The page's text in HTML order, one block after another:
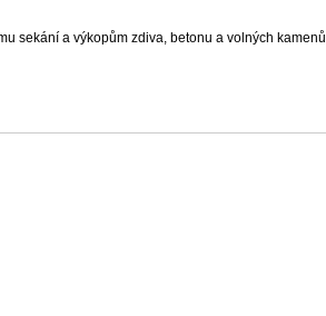
sekání a výkopům zdiva, betonu a volných kamenů